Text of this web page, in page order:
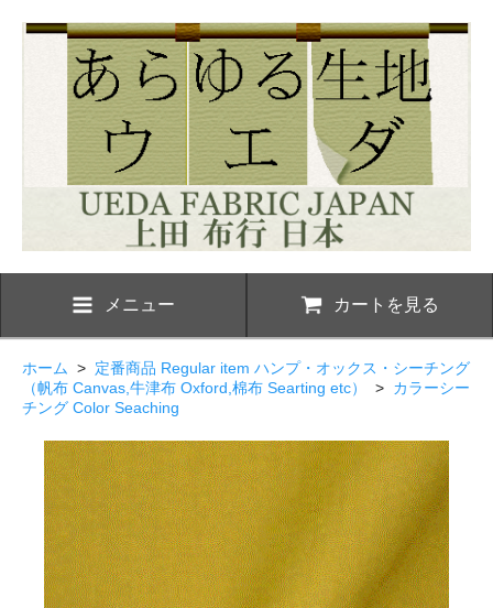
メニュー カートを見る
ホーム > 定番商品 Regular item ハンプ・オックス・シーチング
（帆布 Canvas,牛津布 Oxford,棉布 Searting etc）
> カラーシー
チング Color Seaching